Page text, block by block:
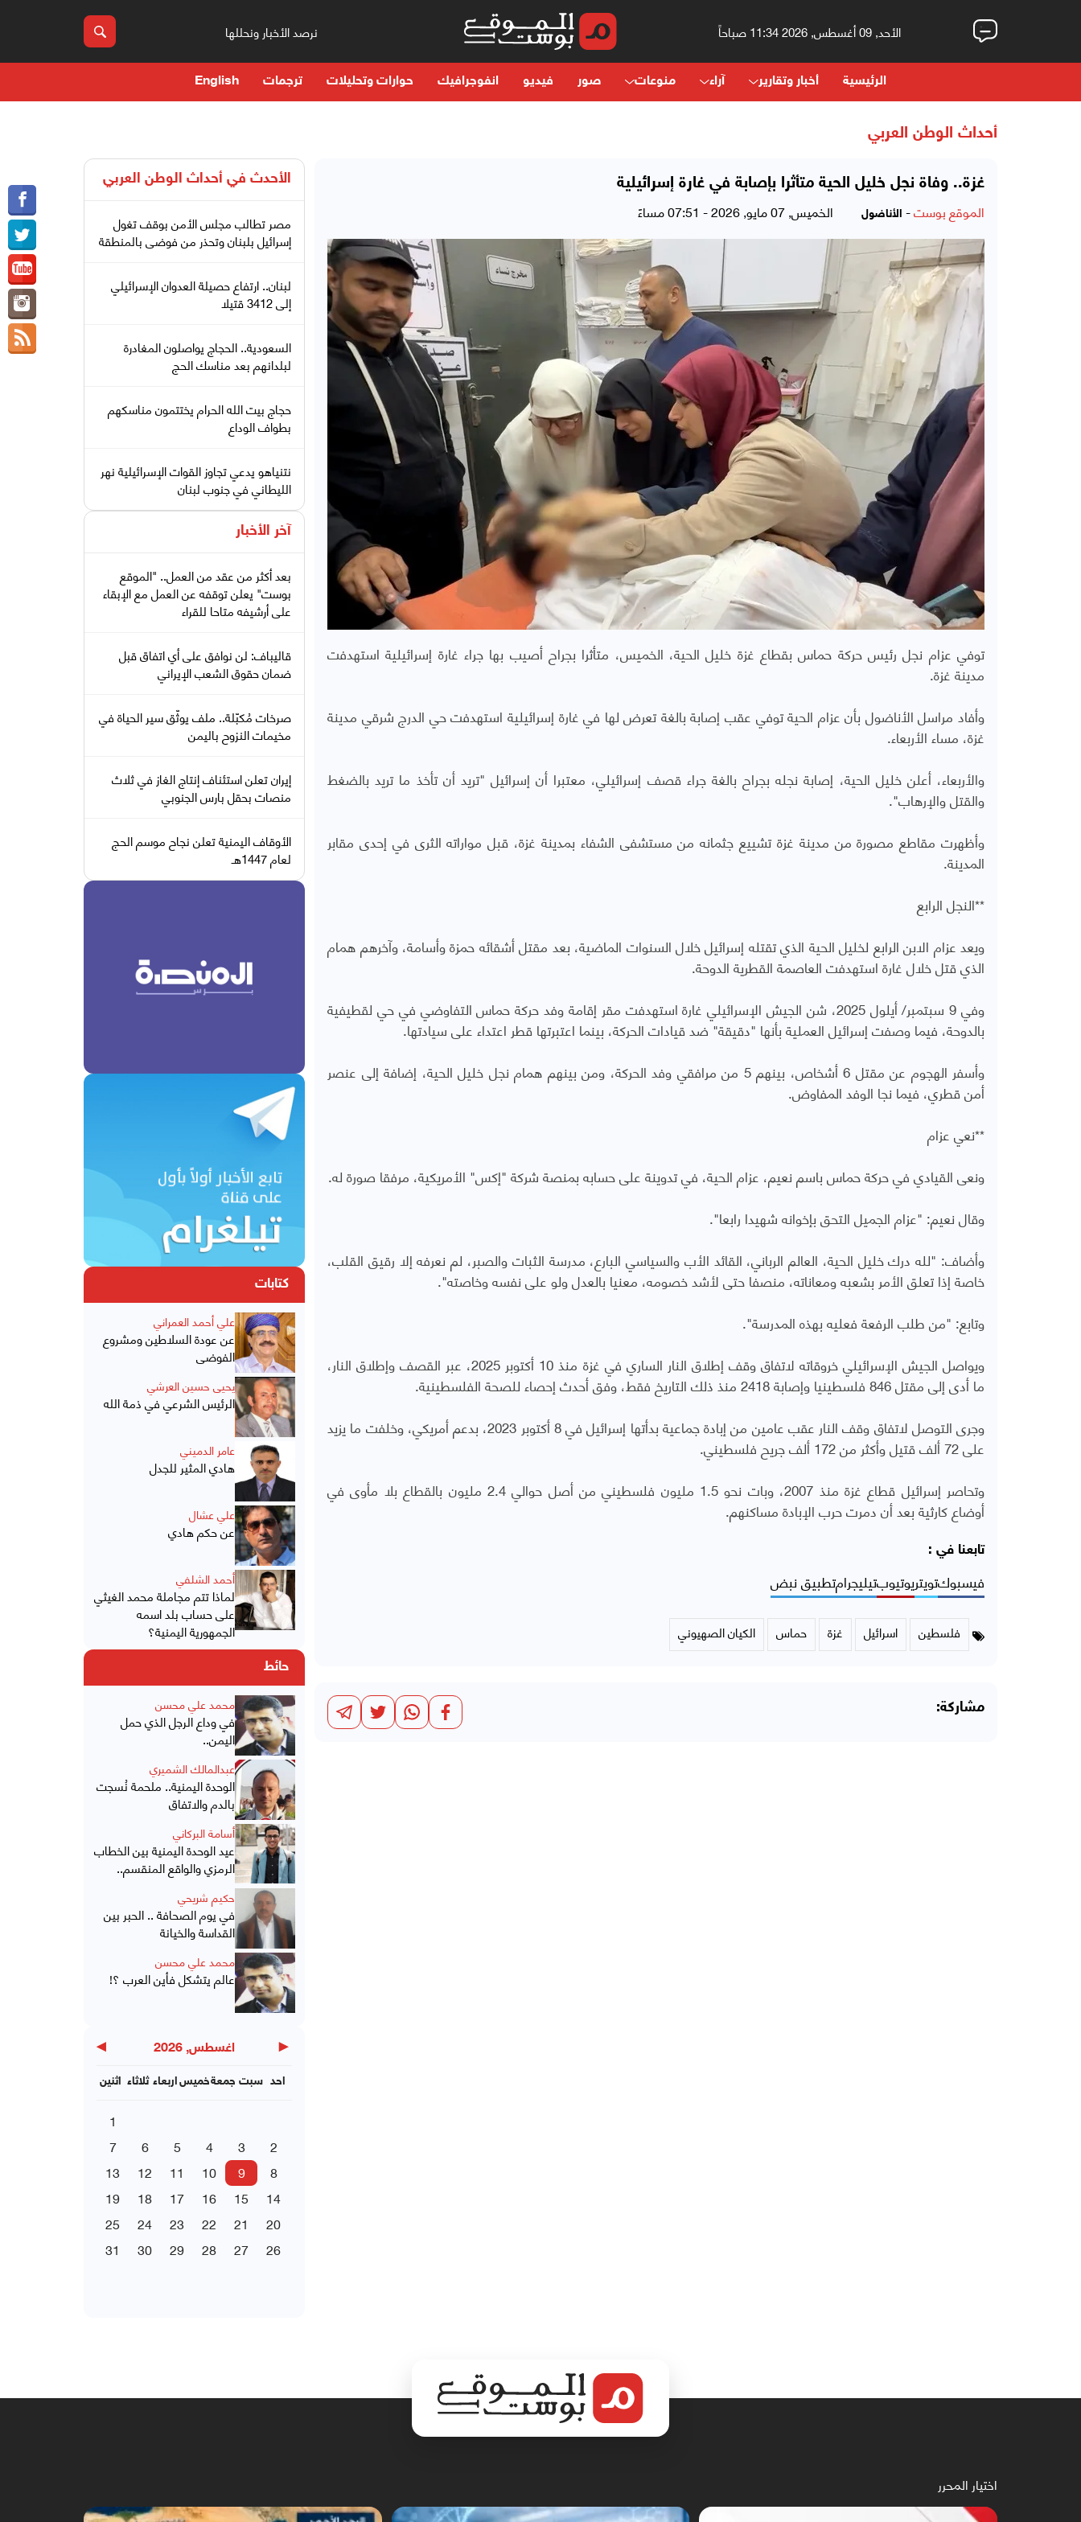
الأحد, 09 أغسطس, 2026 11:34 صباحاً نرصد الأخبار ونحللها
الرئيسية أخبار وتقارير آراء منوعات صور فيديو انفوجرافيك حوارات وتحليلات ترجمات English
أحداث الوطن العربي
غزة.. وفاة نجل خليل الحية متأثرا بإصابة في غارة إسرائيلية
الموقع بوست- الأناضول الخميس, 07 مايو, 2026 - 07:51 مساءً
توفي عزام نجل رئيس حركة حماس بقطاع غزة خليل الحية، الخميس، متأثرا بجراح أصيب بها جراء غارة إسرائيلية استهدفت
مدينة غزة.
وأفاد مراسل الأناضول بأن عزام الحية توفي عقب إصابة بالغة تعرض لها في غارة إسرائيلية استهدفت حي الدرج شرقي مدينة
غزة، مساء الأربعاء.
والأربعاء، أعلن خليل الحية، إصابة نجله بجراح بالغة جراء قصف إسرائيلي، معتبرا أن إسرائيل "تريد أن تأخذ ما تريد بالضغط
والقتل والإرهاب".
وأظهرت مقاطع مصورة من مدينة غزة تشييع جثمانه من مستشفى الشفاء بمدينة غزة، قبل مواراته الثرى في إحدى مقابر
المدينة.
**النجل الرابع
ويعد عزام الابن الرابع لخليل الحية الذي تقتله إسرائيل خلال السنوات الماضية، بعد مقتل أشقائه حمزة وأسامة، وآخرهم همام
الذي قتل خلال غارة استهدفت العاصمة القطرية الدوحة.
وفي 9 سبتمبر/ أيلول 2025، شن الجيش الإسرائيلي غارة استهدفت مقر إقامة وفد حركة حماس التفاوضي في حي لقطيفية
بالدوحة، فيما وصفت إسرائيل العملية بأنها "دقيقة" ضد قيادات الحركة، بينما اعتبرتها قطر اعتداء على سيادتها.
وأسفر الهجوم عن مقتل 6 أشخاص، بينهم 5 من مرافقي وفد الحركة، ومن بينهم همام نجل خليل الحية، إضافة إلى عنصر
أمن قطري، فيما نجا الوفد المفاوض.
**نعي عزام
ونعى القيادي في حركة حماس باسم نعيم، عزام الحية، في تدوينة على حسابه بمنصة شركة "إكس" الأمريكية، مرفقا صورة له.
وقال نعيم: "عزام الجميل التحق بإخوانه شهيدا رابعا".
وأضاف: "لله درك خليل الحية، العالم الرباني، القائد الأب والسياسي البارع، مدرسة الثبات والصبر، لم نعرفه إلا رقيق القلب،
خاصة إذا تعلق الأمر بشعبه ومعاناته، منصفا حتى لأشد خصومه، معنيا بالعدل ولو على نفسه وخاصته".
وتابع: "من طلب الرفعة فعليه بهذه المدرسة".
ويواصل الجيش الإسرائيلي خروقاته لاتفاق وقف إطلاق النار الساري في غزة منذ 10 أكتوبر 2025، عبر القصف وإطلاق النار،
ما أدى إلى مقتل 846 فلسطينيا وإصابة 2418 منذ ذلك التاريخ فقط، وفق أحدث إحصاء للصحة الفلسطينية.
وجرى التوصل لاتفاق وقف النار عقب عامين من إبادة جماعية بدأتها إسرائيل في 8 أكتوبر 2023، بدعم أمريكي، وخلفت ما يزيد
على 72 ألف قتيل وأكثر من 172 ألف جريح فلسطيني.
وتحاصر إسرائيل قطاع غزة منذ 2007، وبات نحو 1.5 مليون فلسطيني من أصل حوالي 2.4 مليون بالقطاع بلا مأوى في
أوضاع كارثية بعد أن دمرت حرب الإبادة مساكنهم.
تابعنا في :
فيسبوكتويتريوتيوبتيليجرامتطبيق نبض
فلسطين اسرائيل غزة حماس الكيان الصهيوني
مشاركة:
الأحدث في أحداث الوطن العربي
مصر تطالب مجلس الأمن بوقف تغول
إسرائيل بلبنان وتحذر من فوضى بالمنطقة
لبنان.. ارتفاع حصيلة العدوان الإسرائيلي
إلى 3412 قتيلا
السعودية.. الحجاج يواصلون المغادرة
لبلدانهم بعد مناسك الحج
حجاج بيت الله الحرام يختتمون مناسكهم
بطواف الوداع
نتنياهو يدعي تجاوز القوات الإسرائيلية نهر
الليطاني في جنوب لبنان
آخر الأخبار
بعد أكثر من عقد من العمل.. "الموقع
بوست" يعلن توقفه عن العمل مع الإبقاء
على أرشيفه متاحا للقراء
قاليباف: لن نوافق على أي اتفاق قبل
ضمان حقوق الشعب الإيراني
صرخات مُكبّلة.. ملف يوثّق سير الحياة في
مخيمات النزوح باليمن
إيران تعلن استئناف إنتاج الغاز في ثلاث
منصات بحقل بارس الجنوبي
الأوقاف اليمنية تعلن نجاح موسم الحج
لعام 1447هـ
كتابات
علي أحمد العمراني
عن عودة السلاطين ومشروع
الفوضى
يحيى حسين العرشي
الرئيس الشرعي في ذمة الله
عامر الدميني
هادي المثير للجدل
علي عشال
عن حكم هادي
أحمد الشلفي
لماذا تتم مجاملة محمد الغيثي
على حساب بلد اسمه
الجمهورية اليمنية؟
حائط
محمد علي محسن
في وداع الرجل الذي حمل
اليمن..
عبدالمالك الشميري
الوحدة اليمنية.. ملحمة نُسجت
بالدم والاتفاق
أسامة البركاني
عيد الوحدة اليمنية بين الخطاب
الرمزي والواقع المنقسم..
حكيم شريحي
في يوم الصحافة .. الحبر بين
القداسة والخيانة
محمد علي محسن
عالم يتشكل فأين العرب ؟!
◀ اغسطس, 2026 ▶
اثنين ثلاثاء اربعاءخميسجمعة سبت احد
1
2
3
4
5
6
7
8
9
10
11
12
13
14
15
16
17
18
19
20
21
22
23
24
25
26
27
28
29
30
31
اختيار المحرر